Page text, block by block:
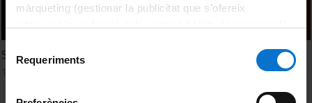
màrqueting (gestionar la publicitat que s’ofereix
consultar laPolítica de galetes del lloc web de la
de Requeriments
Scientific writing